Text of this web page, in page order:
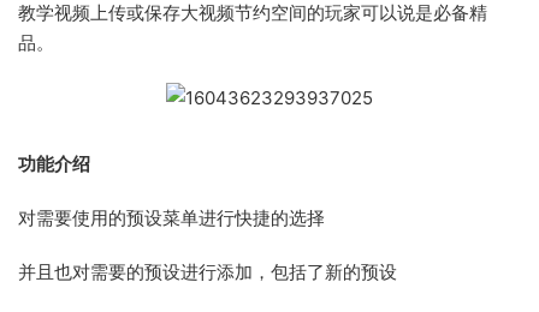
教学视频上传或保存大视频节约空间的玩家可以说是必备精
品。
功能介绍
对需要使用的预设菜单进行快捷的选择
并且也对需要的预设进行添加，包括了新的预设